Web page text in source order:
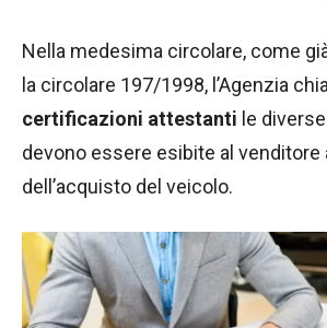
Nella medesima circolare, come
la circolare 197/1998, l’Agenzia
certificazioni attestanti le
devono essere esibite al venditore
dell’acquisto del veicolo.